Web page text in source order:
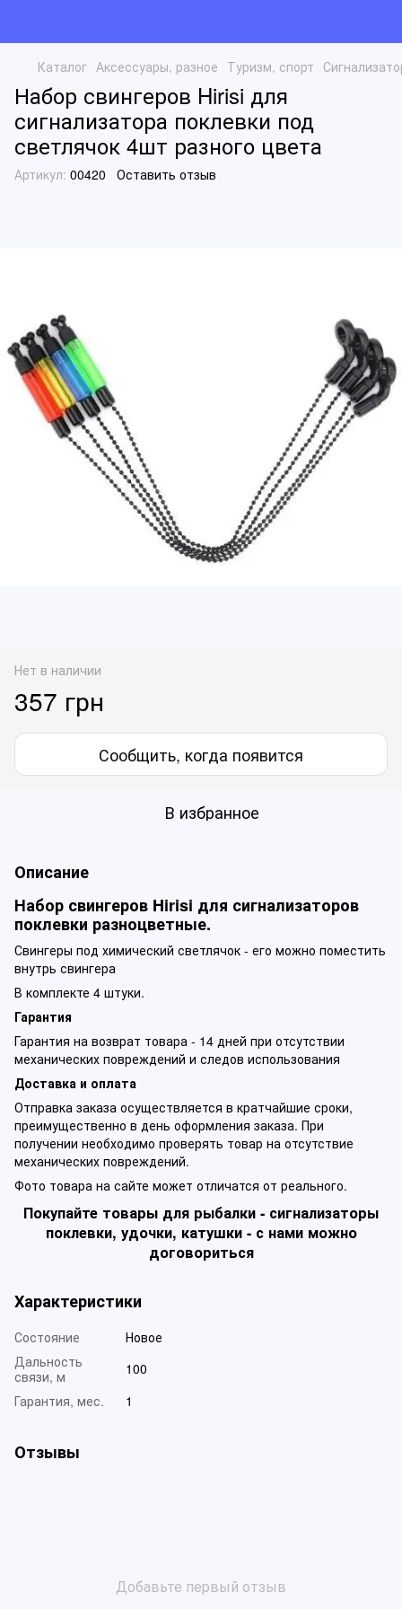
Каталог Аксессуары, разное Туризм, спорт
Набор свингеров Hirisi для
сигнализатора поклевки под
светлячок 4шт разного цвета
Артикул: 00420 Оставить отзыв
Нет в наличии
357 грн
Сообщить, когда появится
В избранное
Описание
Набор свингеров Hirisi для сигнализаторов
поклевки разноцветные.
Свингеры под химический светлячок - его можно поместить
внутрь свингера
В комплекте 4 штуки.
Гарантия
Гарантия на возврат товара - 14 дней при отсутствии
механических повреждений и следов использования
Доставка и оплата
Отправка заказа осуществляется в кратчайшие сроки,
преимущественно в день оформления заказа. При
получении необходимо проверять товар на отсутствие
механических повреждений.
Фото товара на сайте может отличатся от реального.
Покупайте товары для рыбалки - сигнализаторы
поклевки, удочки, катушки - с нами можно
договориться
Характеристики
Состояние
Новое
Дальность
связи, м
100
Гарантия, мес.
1
Отзывы
Добавьте первый отзыв